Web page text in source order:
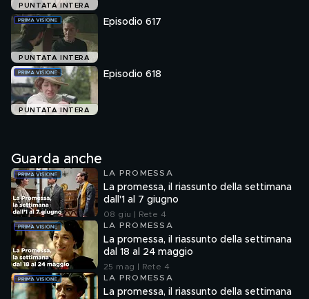
Maria di provare a darle una possibilità, e lei accetta.
Alonso pretende che Adriano si scusi per la discussione
avuta con il Conte, Catalina si rifiuta di sottomettersi al
Conte e alla richiesta di Leocadia affinché faccia da
padrino a
PUNTATA INTERA
PUNTATA INTERA
Episodio 617
PUNTATA INTERA
Episodio 618
Guarda anche
LA PROMESSA
La promessa, il riassunto della settimana
dall'1 al 7 giugno
08 giu | Rete 4
LA PROMESSA
La promessa, il riassunto della settimana
dal 18 al 24 maggio
25 mag | Rete 4
LA PROMESSA
La promessa, il riassunto della settimana